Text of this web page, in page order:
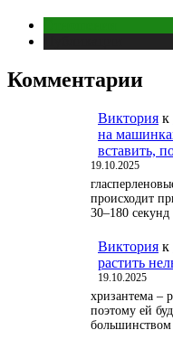
Комментарии
Виктория к
на
вставить,
19.10.2025
происходит
30–180 секунд
Виктория к
растить
19.10.2025
хризантема –
поэтому ей
большинством